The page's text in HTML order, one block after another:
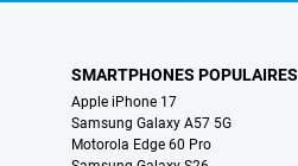
SMARTPHONES POPULAIRES
Apple iPhone 17
Samsung Galaxy A57 5G
Motorola Edge 60 Pro